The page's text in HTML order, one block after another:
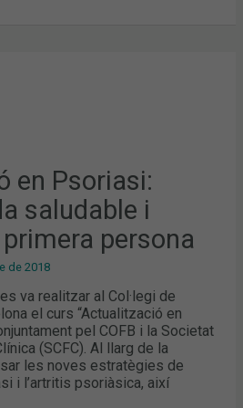
en Psoriasi:
saludable i
persona
de 2018
va realitzar al Col·legi de
el curs “Actualització en
pel COFB i la Societat
(SCFC). Al llarg de la
les noves estratègies de
i l’artritis psoriàsica, així